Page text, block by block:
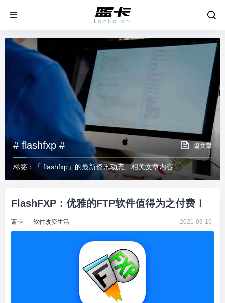
# flashfxp # 篇文章
标签：「 flashfxp」的最新资讯动态、相关文章内容
FlashFXP：优雅的FTP软件值得为之付费！
蓝卡 — 软件改变生活 2021-03-16